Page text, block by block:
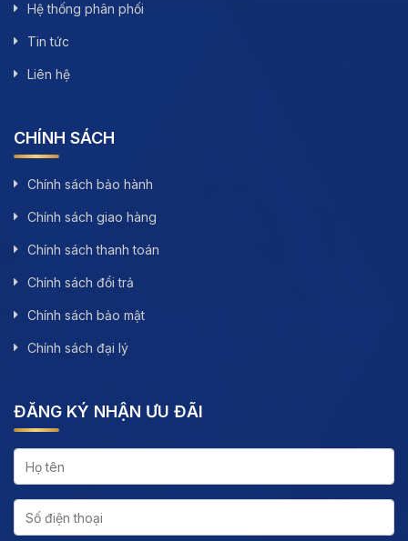
Hệ thống phân phối
Tin tức
Liên hệ
CHÍNH SÁCH
Chính sách bảo hành
Chính sách giao hàng
Chính sách thanh toán
Chính sách đổi trả
Chính sách bảo mật
Chính sách đại lý
ĐĂNG KÝ NHẬN ƯU ĐÃI